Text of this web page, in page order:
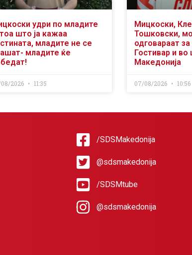
удри по младите
што ја кажаа
младите не се
младите ќе
2026 11:35
Мицкоски,
Тошковски,
одговараат
Гостивар и во
Македонија
07/08/2026 10:56
/SDSMakedonija
@sdsmakedonija
/SDSMtube
@sdsmakedonija